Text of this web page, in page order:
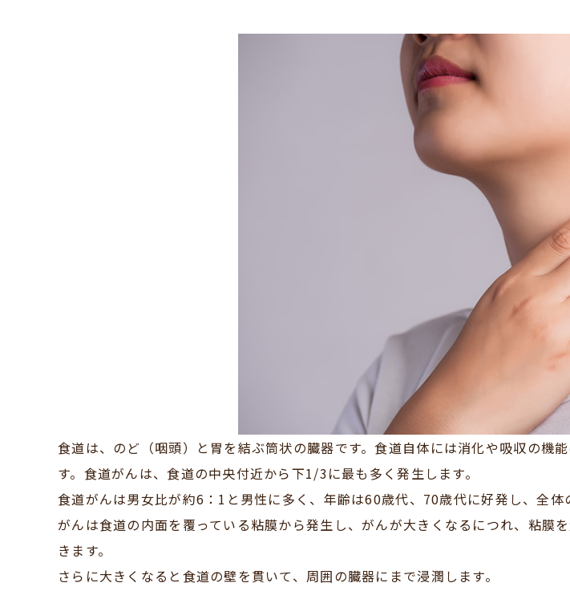
食道は、のど（咽頭）と胃を結ぶ筒状の臓器です。食道自体には消化や吸収の機
す。食道がんは、食道の中央付近から下1/3に最も多く発生します。
食道がんは男女比が約6：1と男性に多く、年齢は60歳代、70歳代に好発し、全体
がんは食道の内面を覆っている粘膜から発生し、がんが大きくなるにつれ、粘膜
きます。
さらに大きくなると食道の壁を貫いて、周囲の臓器にまで浸潤します。